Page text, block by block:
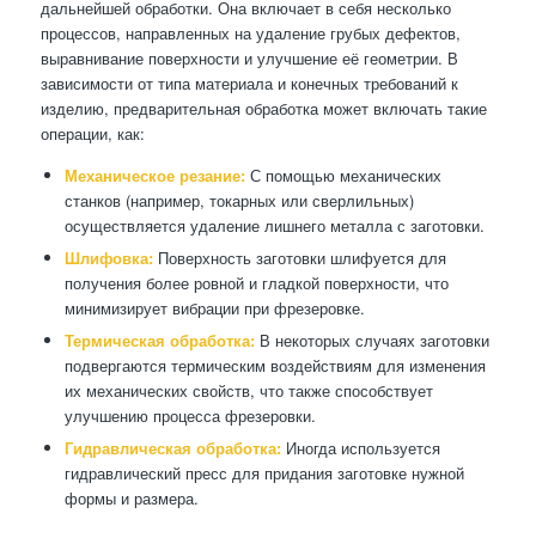
дальнейшей обработки. Она включает в себя несколько
процессов, направленных на удаление грубых дефектов,
выравнивание поверхности и улучшение её геометрии. В
зависимости от типа материала и конечных требований к
изделию, предварительная обработка может включать такие
операции, как:
Механическое резание:С помощью механических
станков (например, токарных или сверлильных)
осуществляется удаление лишнего металла с заготовки.
Шлифовка:Поверхность заготовки шлифуется для
получения более ровной и гладкой поверхности, что
минимизирует вибрации при фрезеровке.
Термическая обработка:В некоторых случаях заготовки
подвергаются термическим воздействиям для изменения
их механических свойств, что также способствует
улучшению процесса фрезеровки.
Гидравлическая обработка:Иногда используется
гидравлический пресс для придания заготовке нужной
формы и размера.